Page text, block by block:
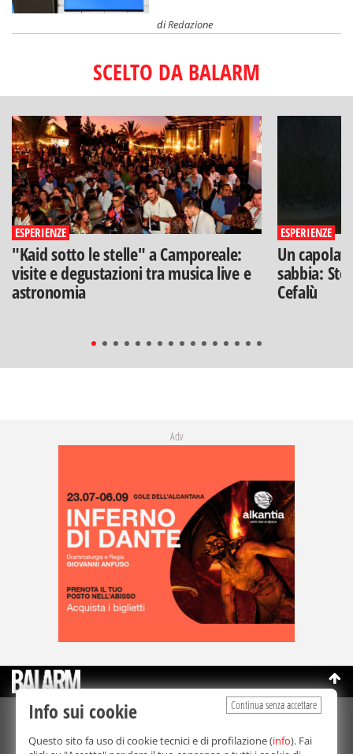
diRedazione
SCELTO DA BALARM
ESPERIENZE
"Kaid sotto le stelle" a Camporeale:
visite e degustazioni tra musica live e
astronomia
ESPERIENZE
Un
sabbia:
Cefalù
Adv
©Copyright 2003-2026
Bmedia Srl- P.IVA 07064240828
La riproduzione totale o parziale di tutti i contenuti, in qualunque
Continua senza accettare
Info sui cookie
Questo sito fa uso di cookie tecnici e di profilazione (info). Fai